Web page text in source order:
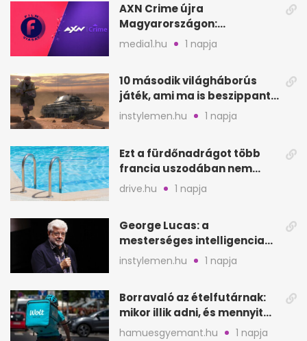
AXN Crime újra
Magyarországon:
szeptembertől a Viasat Film
media1.hu 1 napja
10 második világháborús
játék, ami ma is beszippant
a képernyő elé
instylemen.hu 1 napja
Ezt a fürdőnadrágot több
francia uszodában nem
fogadják el
drive.hu 1 napja
George Lucas: a
mesterséges intelligencia
lehet Hollywood következő
lépése
instylemen.hu 1 napja
Borravaló az ételfutárnak:
mikor illik adni, és mennyit
rendeléskor?
hamuesgyemant.hu 1 napja